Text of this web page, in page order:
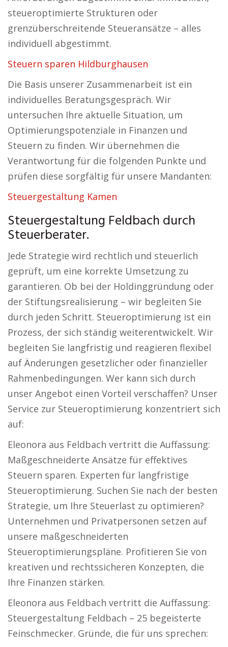
steueroptimierte Strukturen oder
grenzüberschreitende Steueransätze – alles
individuell abgestimmt.
Steuern sparen Hildburghausen
Die Basis unserer Zusammenarbeit ist ein
individuelles Beratungsgespräch. Wir
untersuchen Ihre aktuelle Situation, um
Optimierungspotenziale in Finanzen und
Steuern zu finden. Wir übernehmen die
Verantwortung für die folgenden Punkte und
prüfen diese sorgfältig für unsere Mandanten:
Steuergestaltung Kamen
Steuergestaltung Feldbach durch
Steuerberater.
Jede Strategie wird rechtlich und steuerlich
geprüft, um eine korrekte Umsetzung zu
garantieren. Ob bei der Holdinggründung oder
der Stiftungsrealisierung – wir begleiten Sie
durch jeden Schritt. Steueroptimierung ist ein
Prozess, der sich ständig weiterentwickelt. Wir
begleiten Sie langfristig und reagieren flexibel
auf Änderungen gesetzlicher oder finanzieller
Rahmenbedingungen. Wer kann sich durch
unser Angebot einen Vorteil verschaffen? Unser
Service zur Steueroptimierung konzentriert sich
auf:
Eleonora aus Feldbach vertritt die Auffassung:
Maßgeschneiderte Ansätze für effektives
Steuern sparen. Experten für langfristige
Steueroptimierung. Suchen Sie nach der besten
Strategie, um Ihre Steuerlast zu optimieren?
Unternehmen und Privatpersonen setzen auf
unsere maßgeschneiderten
Steueroptimierungspläne. Profitieren Sie von
kreativen und rechtssicheren Konzepten, die
Ihre Finanzen stärken.
Eleonora aus Feldbach vertritt die Auffassung:
Steuergestaltung Feldbach – 25 begeisterte
Feinschmecker. Gründe, die für uns sprechen: